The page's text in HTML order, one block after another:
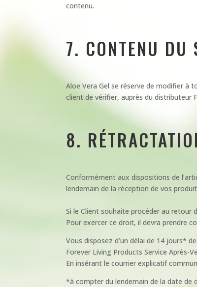
contenu.
7. CONTENU DU
Aloe Vera Gel se réserve de modifier
client de vérifier, auprès du distributeur
8.
Conformément aux dispositions de
lendemain de la réception de vos
Si le Client souhaite procéder au retour
Pour exercer ce droit, il devra prendre
Vous disposez d’un délai de 14 jours*
Forever Living Products Service Après-
En insérant le courrier explicatif
*à compter du lendemain de la date de